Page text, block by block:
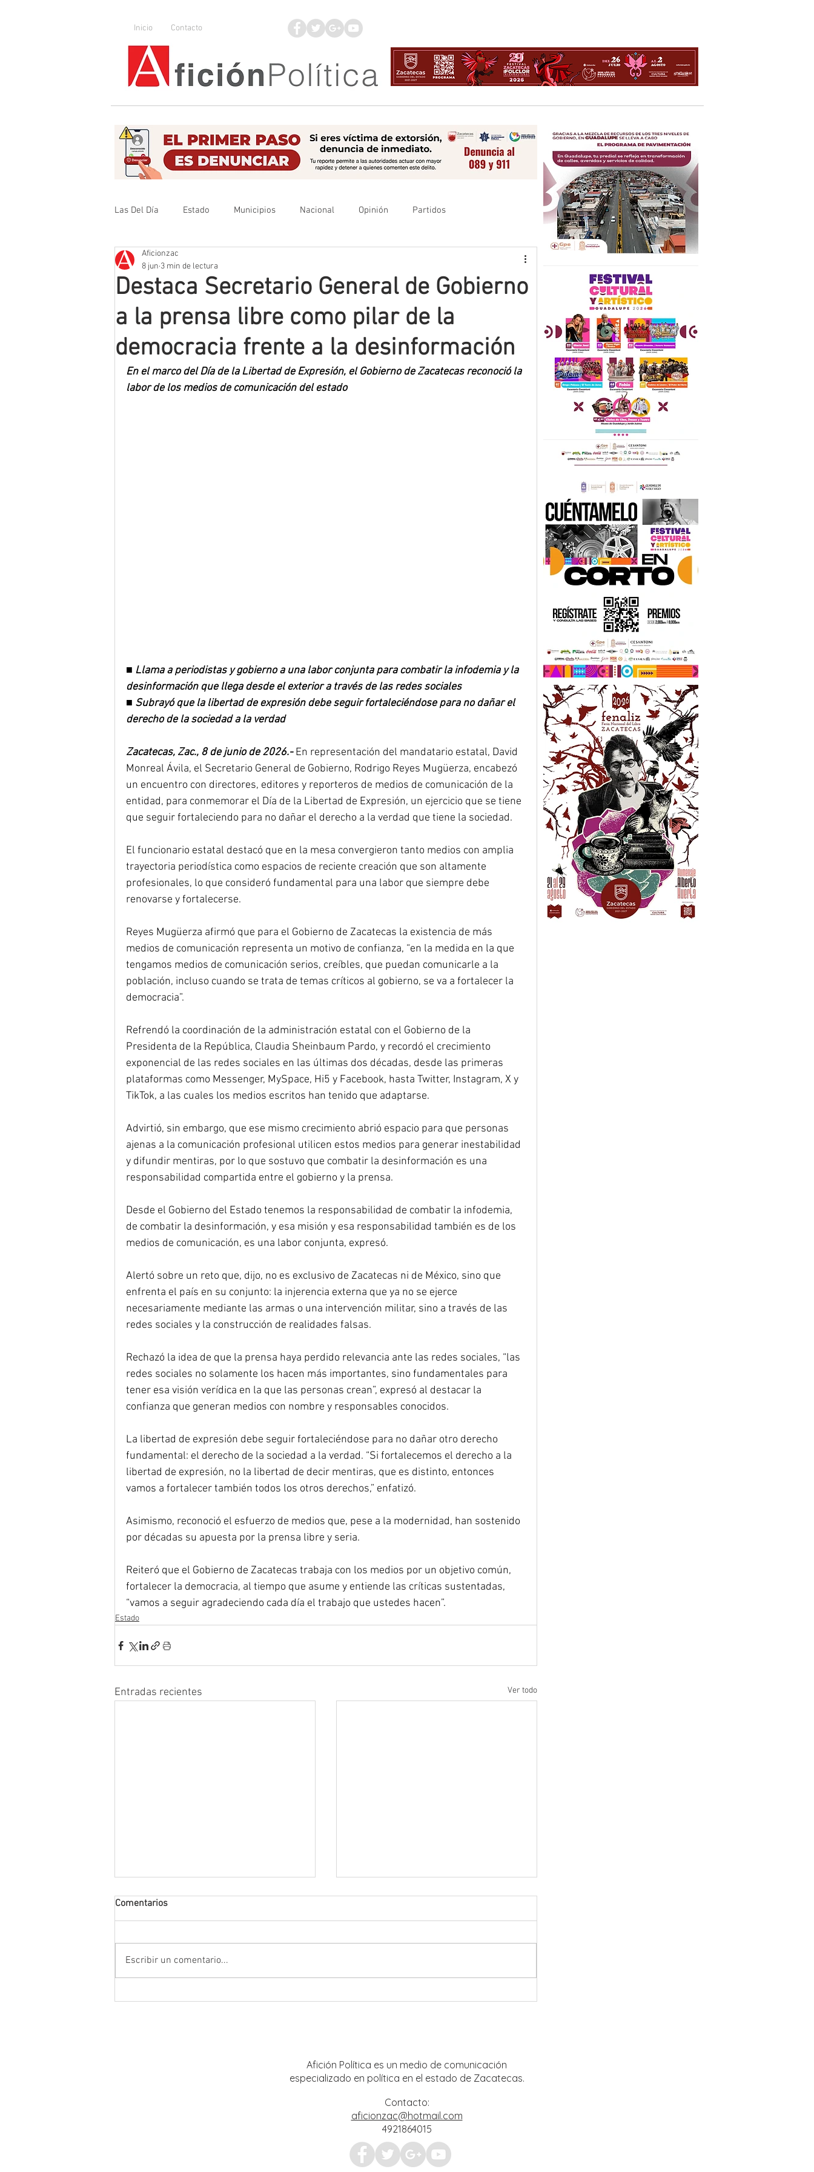
Inicio Contacto
Las Del Día Estado Municipios Nacional Opinión Partidos
Que no se olvide
Destaca Secretario General de Gobierno
a la prensa libre como pilar de la
democracia frente a la desinformación
Aficionzac
8 jun 3 min de lectura
En el marco del Día de la Libertad de Expresión, el Gobierno de Zacatecas reconoció la
labor de los medios de comunicación del estado
■ Llama a periodistas y gobierno a una labor conjunta para combatir la infodemia y la
desinformación que llega desde el exterior a través de las redes sociales
■ Subrayó que la libertad de expresión debe seguir fortaleciéndose para no dañar el
derecho de la sociedad a la verdad
Zacatecas, Zac., 8 de junio de 2026.- En representación del mandatario estatal, David
Monreal Ávila, el Secretario General de Gobierno, Rodrigo Reyes Mugüerza, encabezó
un encuentro con directores, editores y reporteros de medios de comunicación de la
entidad, para conmemorar el Día de la Libertad de Expresión, un ejercicio que se tiene
que seguir fortaleciendo para no dañar el derecho a la verdad que tiene la sociedad.
El funcionario estatal destacó que en la mesa convergieron tanto medios con amplia
trayectoria periodística como espacios de reciente creación que son altamente
profesionales, lo que consideró fundamental para una labor que siempre debe
renovarse y fortalecerse.
Reyes Mugüerza afirmó que para el Gobierno de Zacatecas la existencia de más
medios de comunicación representa un motivo de confianza, “en la medida en la que
tengamos medios de comunicación serios, creíbles, que puedan comunicarle a la
población, incluso cuando se trata de temas críticos al gobierno, se va a fortalecer la
democracia”.
Refrendó la coordinación de la administración estatal con el Gobierno de la
Presidenta de la República, Claudia Sheinbaum Pardo, y recordó el crecimiento
exponencial de las redes sociales en las últimas dos décadas, desde las primeras
plataformas como Messenger, MySpace, Hi5 y Facebook, hasta Twitter, Instagram, X y
TikTok, a las cuales los medios escritos han tenido que adaptarse.
Advirtió, sin embargo, que ese mismo crecimiento abrió espacio para que personas
ajenas a la comunicación profesional utilicen estos medios para generar inestabilidad
y difundir mentiras, por lo que sostuvo que combatir la desinformación es una
responsabilidad compartida entre el gobierno y la prensa.
Desde el Gobierno del Estado tenemos la responsabilidad de combatir la infodemia,
de combatir la desinformación, y esa misión y esa responsabilidad también es de los
medios de comunicación, es una labor conjunta, expresó.
Alertó sobre un reto que, dijo, no es exclusivo de Zacatecas ni de México, sino que
enfrenta el país en su conjunto: la injerencia externa que ya no se ejerce
necesariamente mediante las armas o una intervención militar, sino a través de las
redes sociales y la construcción de realidades falsas.
Rechazó la idea de que la prensa haya perdido relevancia ante las redes sociales, “las
redes sociales no solamente los hacen más importantes, sino fundamentales para
tener esa visión verídica en la que las personas crean”, expresó al destacar la
confianza que generan medios con nombre y responsables conocidos.
La libertad de expresión debe seguir fortaleciéndose para no dañar otro derecho
fundamental: el derecho de la sociedad a la verdad. “Si fortalecemos el derecho a la
libertad de expresión, no la libertad de decir mentiras, que es distinto, entonces
vamos a fortalecer también todos los otros derechos,” enfatizó.
Asimismo, reconoció el esfuerzo de medios que, pese a la modernidad, han sostenido
por décadas su apuesta por la prensa libre y seria.
Reiteró que el Gobierno de Zacatecas trabaja con los medios por un objetivo común,
fortalecer la democracia, al tiempo que asume y entiende las críticas sustentadas,
“vamos a seguir agradeciendo cada día el trabajo que ustedes hacen”.
Estado
Entradas recientes Ver todo
Comentarios
Escribir un comentario...
Afición Política es un medio de comunicación
especializado en política en el estado de Zacatecas.
Contacto:
aficionzac@hotmail.com
4921864015